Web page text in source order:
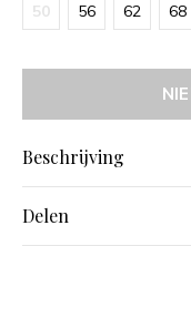
50 56 62 68
Beschrijving
Delen